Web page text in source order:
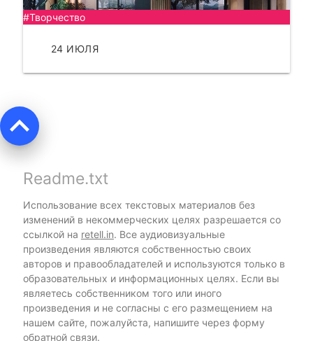
#Творчество
24 ИЮЛЯ
keyboard_arrow_up
Readme.txt
Использование всех текстовых материалов без
изменений в некоммерческих целях разрешается со
ссылкой на retell.in. Все аудиовизуальные
произведения являются собственностью своих
авторов и правообладателей и используются только в
образовательных и информационных целях. Если вы
являетесь собственником того или иного
произведения и не согласны с его размещением на
нашем сайте, пожалуйста, напишите через форму
обратной связи.